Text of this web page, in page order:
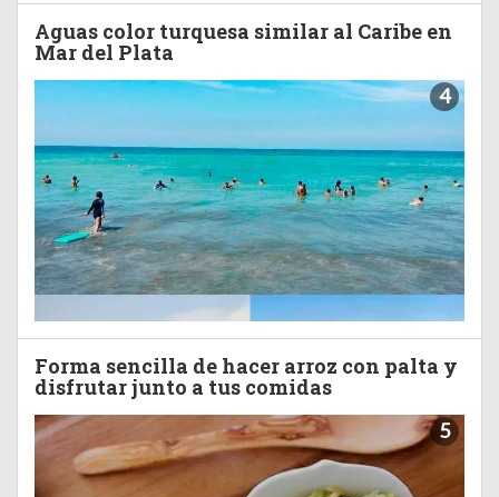
Aguas color turquesa similar al Caribe en
Mar del Plata
4
Forma sencilla de hacer arroz con palta y
disfrutar junto a tus comidas
5